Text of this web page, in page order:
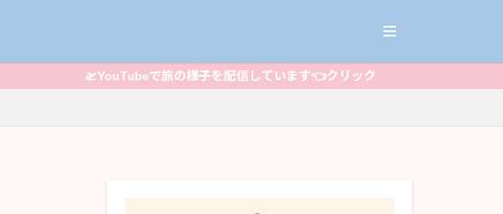
🛫YouTubeで旅の様子を配信しています👈クリック